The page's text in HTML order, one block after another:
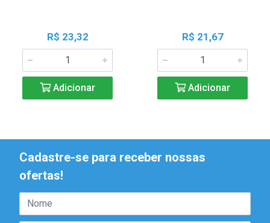
R$ 23,32
Adicionar
R$ 21,67
Adicionar
Cadastre-se para receber nossas
ofertas!